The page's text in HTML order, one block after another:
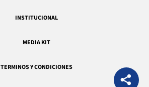
INSTITUCIONAL
MEDIA KIT
TERMINOS Y CONDICIONES